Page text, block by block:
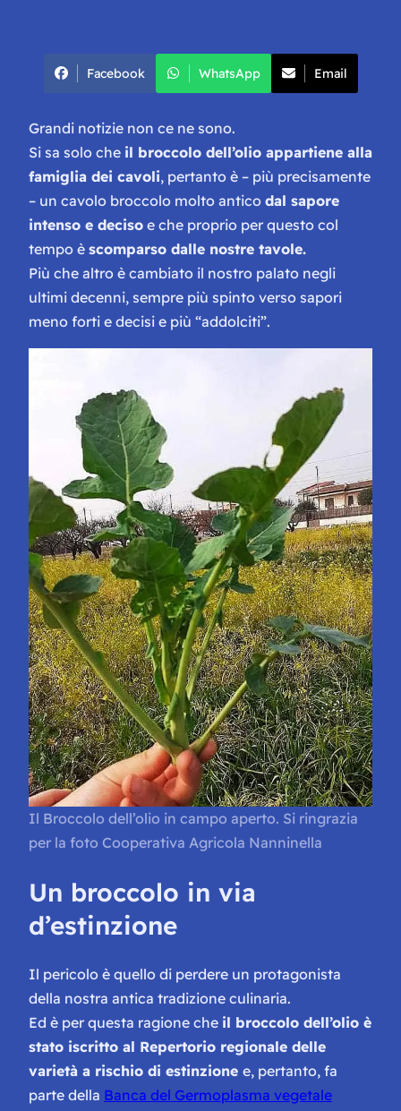
Facebook WhatsApp Email
Grandi notizie non ce ne sono.
Si sa solo che il broccolo dell’olio appartiene alla
famiglia dei cavoli, pertanto è – più precisamente
– un cavolo broccolo molto antico dal sapore
intenso e deciso e che proprio per questo col
tempo è scomparso dalle nostre tavole.
Più che altro è cambiato il nostro palato negli
ultimi decenni, sempre più spinto verso sapori
meno forti e decisi e più “addolciti”.
Il Broccolo dell’olio in campo aperto. Si ringrazia
per la foto Cooperativa Agricola Nanninella
Un broccolo in via
d’estinzione
Il pericolo è quello di perdere un protagonista
della nostra antica tradizione culinaria.
Ed è per questa ragione che il broccolo dell’olio è
stato iscritto al Repertorio regionale delle
varietà a rischio di estinzione e, pertanto, fa
parte della Banca del Germoplasma vegetale